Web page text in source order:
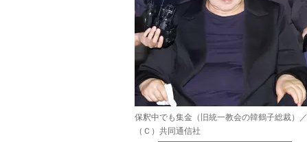
保釈中でも集金（旧統一教会の韓鶴子総裁）／
（Ｃ）共同通信社